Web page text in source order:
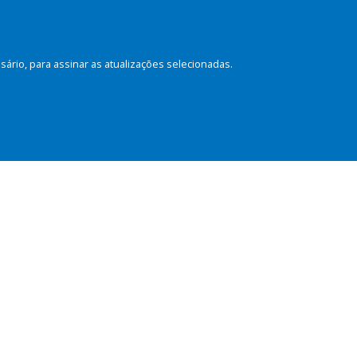
para assinar as atualizações selecionadas.